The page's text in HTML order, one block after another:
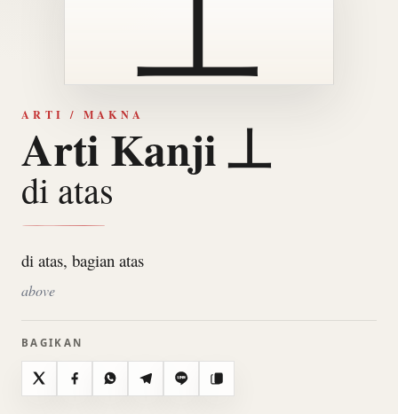
ARTI / MAKNA
Arti Kanji 丄
di atas
di atas, bagian atas
above
BAGIKAN
X FacebookWhatsAppTelegramLine Salin